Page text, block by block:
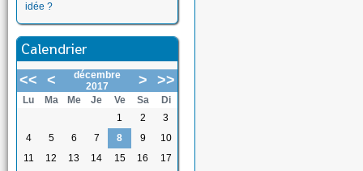
idée ?
Calendrier
<< <
décembre
2017
> >>
Lu Ma Me Je Ve Sa
Di
1
2
3
4
5 6 7 8 9
10
11
12 13 14 15 16
17